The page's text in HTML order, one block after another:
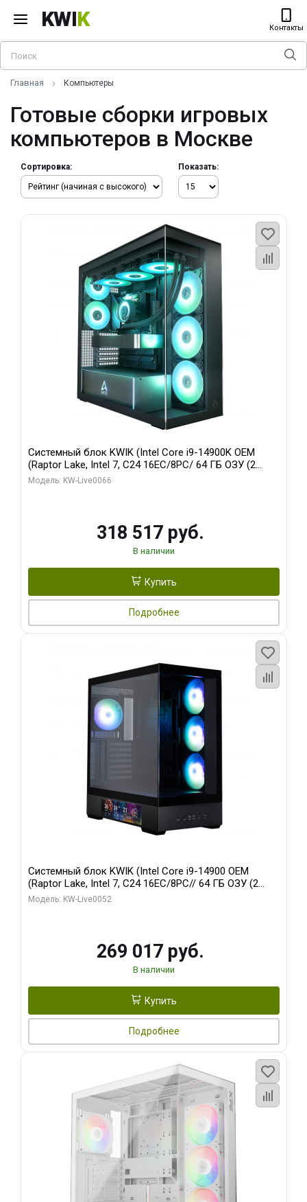
KWIK Контакты
Главная Компьютеры
Готовые сборки игровых
компьютеров в Москве
Сортировка: Показать:
Системный блок KWIK (Intel Core i9-14900K OEM
(Raptor Lake, Intel 7, C24 16EC/8PC/ 64 ГБ ОЗУ (2
модуля)/ Gigabyte RTX5080 XTREME WATERFORCE
Модель: KW-Live0066
318 517 руб.
В наличии
Купить
Подробнее
Системный блок KWIK (Intel Core i9-14900 OEM
(Raptor Lake, Intel 7, C24 16EC/8PC// 64 ГБ ОЗУ (2
модуля)/ Palit RTX5080 GAMINGPRO OC 16GB GDDR7
Модель: KW-Live0052
269 017 руб.
В наличии
Купить
Подробнее